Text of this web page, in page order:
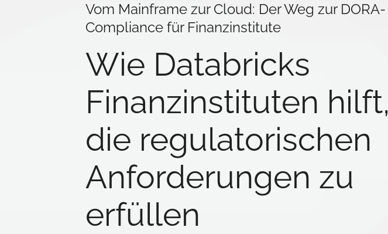
Vom Mainframe zur Cloud: Der Weg zur DORA-
Compliance für Finanzinstitute
Wie Databricks
Finanzinstituten hilft,
die regulatorischen
Anforderungen zu
erfüllen